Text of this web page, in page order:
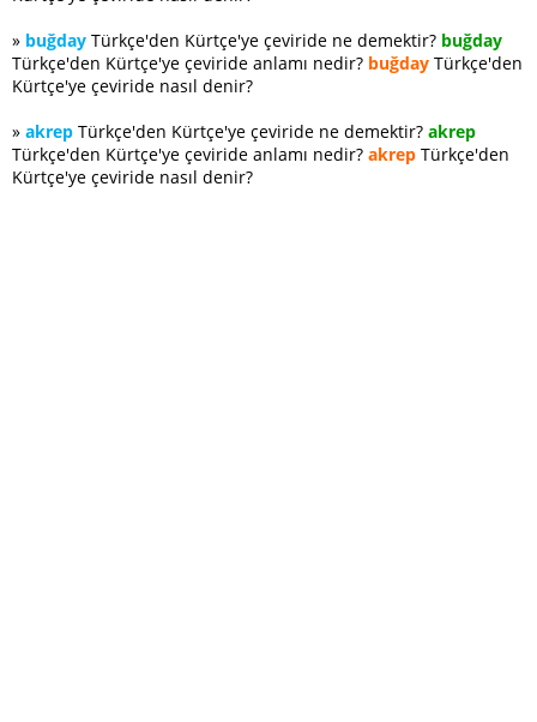
» buğday Türkçe'den Kürtçe'ye çeviride ne demektir? buğday
Türkçe'den Kürtçe'ye çeviride anlamı nedir? buğday Türkçe'den
Kürtçe'ye çeviride nasıl denir?
» akrep Türkçe'den Kürtçe'ye çeviride ne demektir? akrep
Türkçe'den Kürtçe'ye çeviride anlamı nedir? akrep Türkçe'den
Kürtçe'ye çeviride nasıl denir?